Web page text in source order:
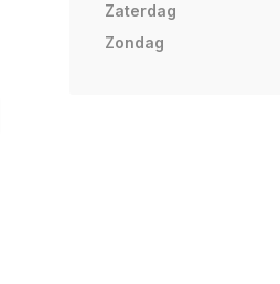
Zaterdag
Zondag